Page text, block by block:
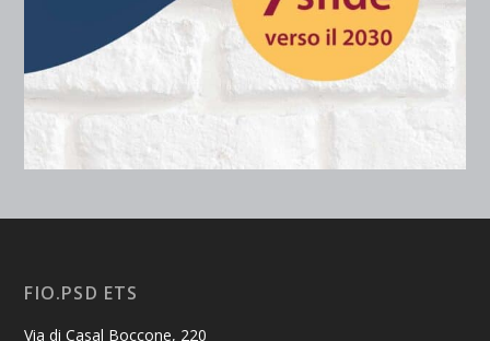
FIO.PSD ETS
Via di Casal Boccone, 220